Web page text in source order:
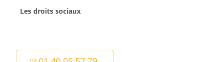
Les droits sociaux